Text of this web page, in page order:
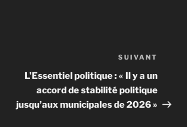
suivant
SUIVANT
L’Essentiel politique : « Il y a un
accord de stabilité politique
jusqu’aux municipales de 2026 »